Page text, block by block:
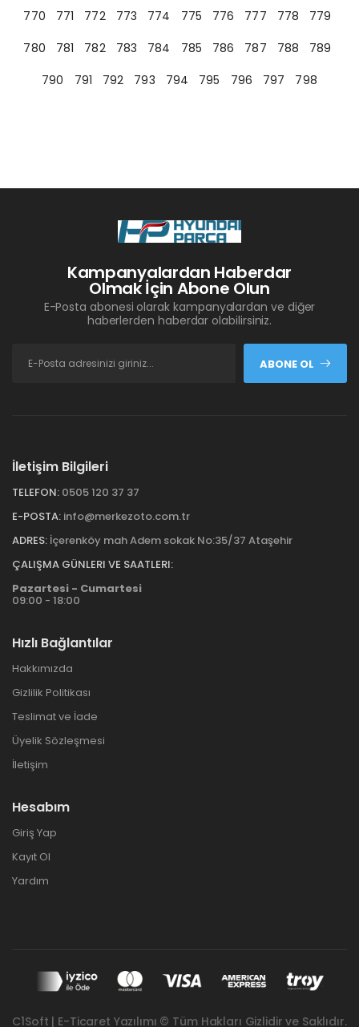
770
771 772 773 774 775 776 777 778
779
780
781 782 783 784 785 786 787 788
789
790
791 792 793 794 795 796 797 798
Kampanyalardan Haberdar
Olmak İçin Abone Olun
E-Posta abonesi olarak kampanyalardan ve diğer
haberlerden haberdar olabilirsiniz.
ABONE OL
İletişim Bilgileri
TELEFON: 0505 120 37 37
E-POSTA: info@merkezoto.com.tr
ADRES: İçerenköy mah Adem sokak No:35/37 Ataşehir
ÇALIŞMA GÜNLERI VE SAATLERI:
Pazartesi - Cumartesi
09:00 - 18:00
Hızlı Bağlantılar
Hakkımızda
Gizlilik Politikası
Teslimat ve İade
Üyelik Sözleşmesi
İletişim
Hesabım
Giriş Yap
Kayıt Ol
Yardım
C1Soft | E-Ticaret Yazılımı © Tüm Hakları Gizlidir ve Saklıdır.